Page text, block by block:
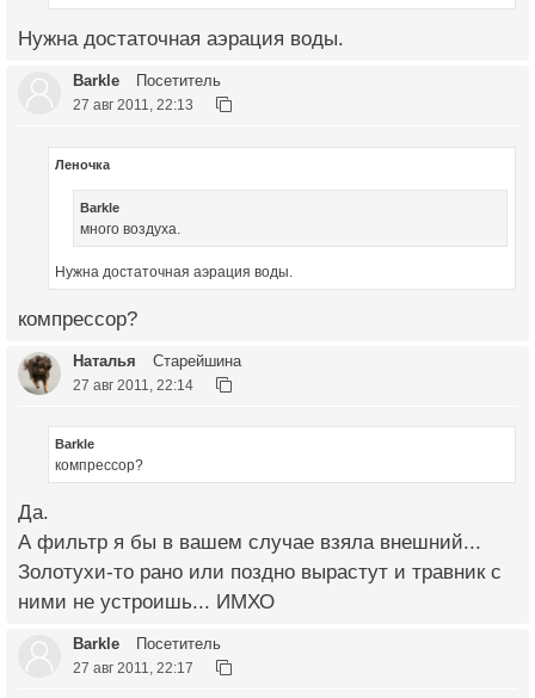
Нужна достаточная аэрация воды.
Barkle Посетитель
27 авг 2011, 22:13
Леночка
Barkle
много воздуха.
Нужна достаточная аэрация воды.
компрессор?
Наталья Старейшина
27 авг 2011, 22:14
Barkle
компрессор?
Да.
А фильтр я бы в вашем случае взяла внешний...
Золотухи-то рано или поздно вырастут и травник с
ними не устроишь... ИМХО
Barkle Посетитель
27 авг 2011, 22:17